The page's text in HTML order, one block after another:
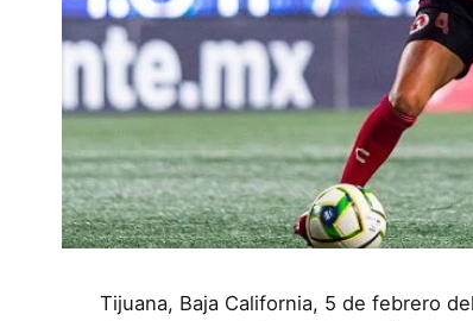
Tijuana, Baja California, 5 de febrero